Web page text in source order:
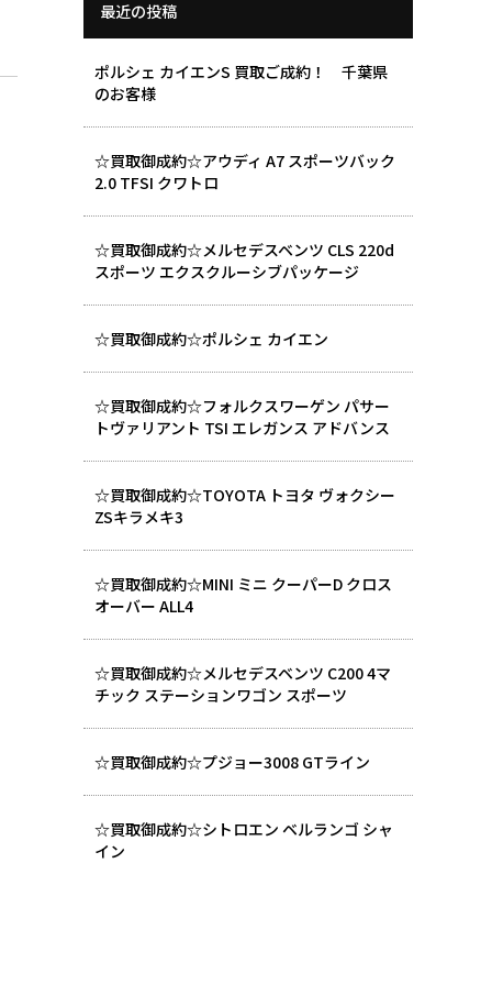
最近の投稿
ポルシェ カイエンS 買取ご成約！ 千葉県
のお客様
☆買取御成約☆アウディ A7 スポーツバック
2.0 TFSI クワトロ
☆買取御成約☆メルセデスベンツ CLS 220d
スポーツ エクスクルーシブパッケージ
☆買取御成約☆ポルシェ カイエン
☆買取御成約☆フォルクスワーゲン パサー
トヴァリアント TSI エレガンス アドバンス
☆買取御成約☆TOYOTA トヨタ ヴォクシー
ZSキラメキ3
☆買取御成約☆MINI ミニ クーパーD クロス
オーバー ALL4
☆買取御成約☆メルセデスベンツ C200 4マ
チック ステーションワゴン スポーツ
☆買取御成約☆プジョー3008 GTライン
☆買取御成約☆シトロエン ベルランゴ シャ
イン